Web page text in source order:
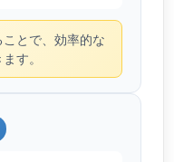
とで、効率的な
す。